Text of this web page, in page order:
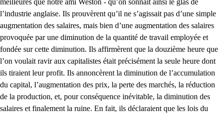
meilleures que notre ami Weston - qu’on sonnait ainsi le glas de
l’industrie anglaise. Ils prouvèrent qu’il ne s’agissait pas d’une simple
augmentation des salaires, mais bien d’une augmentation des salaires
provoquée par une diminution de la quantité de travail employée et
fondée sur cette diminution. Ils affirmèrent que la douzième heure que
l’on voulait ravir aux capitalistes était précisément la seule heure dont
ils tiraient leur profit. Ils annoncèrent la diminution de l’accumulation
du capital, l’augmentation des prix, la perte des marchés, la réduction
de la production, et, pour conséquence inévitable, la diminution des
salaires et finalement la ruine. En fait, ils déclaraient que les lois du